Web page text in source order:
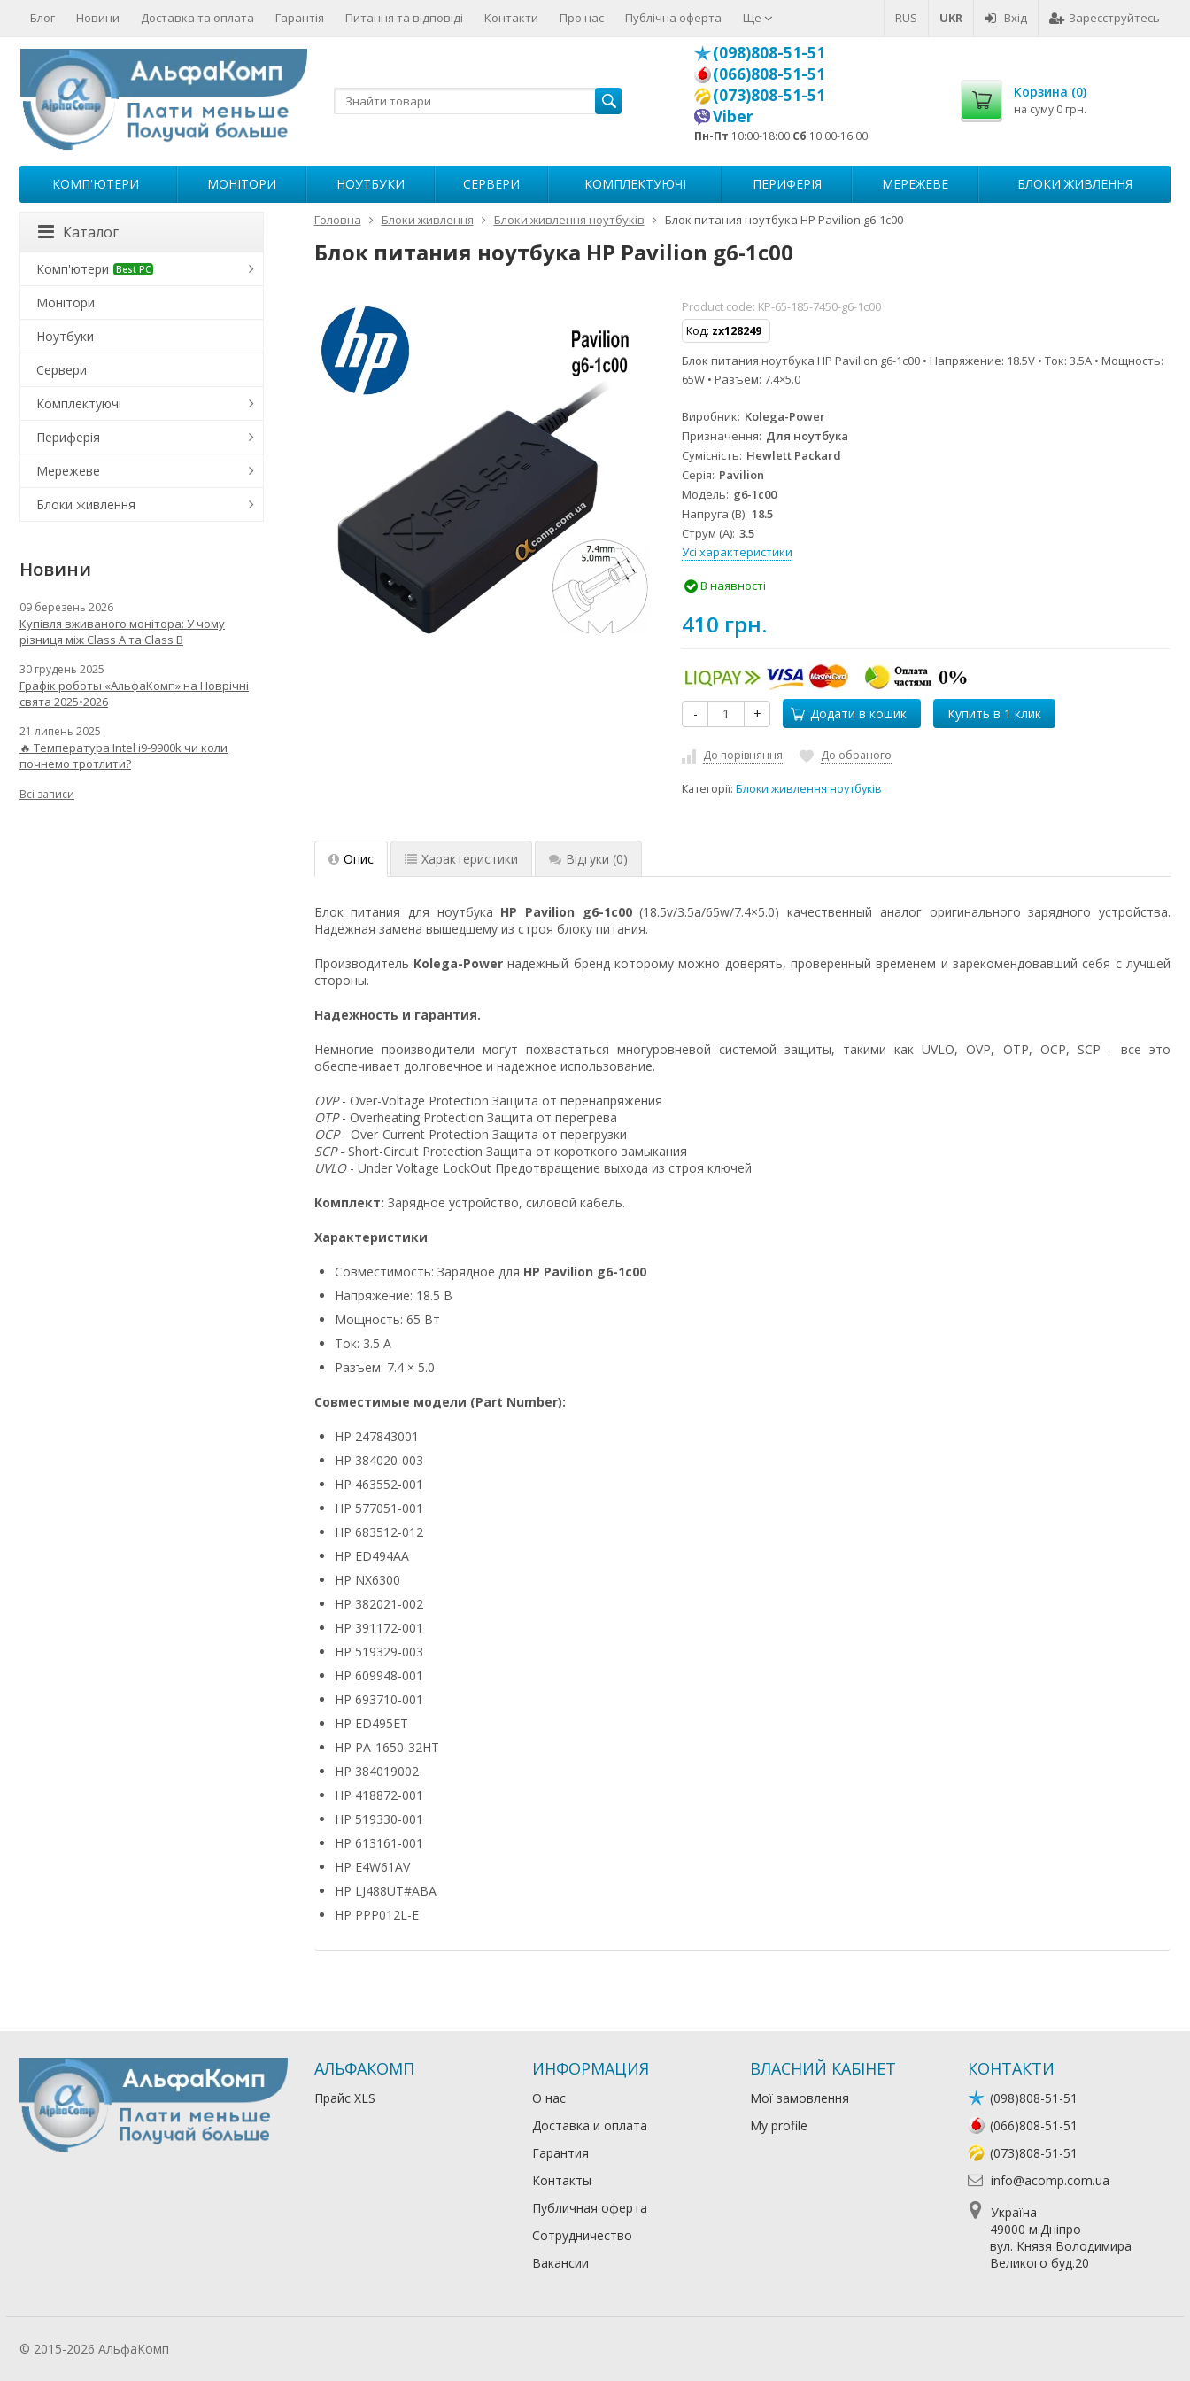
RUS UKR Вхід Зареєструйтесь
Блог Новини Доставка та оплата Гарантія Питання та відповіді Контакти Про нас Публічна оферта Ще
(098)808-51-51
(066)808-51-51
(073)808-51-51
Viber
Пн-Пт 10:00-18:00 Сб 10:00-16:00
Корзина (0)
на суму 0 грн.
КОМП'ЮТЕРИ МОНІТОРИ НОУТБУКИ СЕРВЕРИ КОМПЛЕКТУЮЧІ ПЕРИФЕРІЯ МЕРЕЖЕВЕ БЛОКИ ЖИВЛЕННЯ
Головна Блоки живлення Блоки живлення ноутбуків Блок питания ноутбука HP Pavilion g6-1c00
Блок питания ноутбука HP Pavilion g6-1c00
Product code: KP-65-185-7450-g6-1c00
Код: zx128249
Блок питания ноутбука HP Pavilion g6-1c00 • Напряжение: 18.5V • Ток: 3.5A • Мощность:
65W • Разъем: 7.4×5.0
Виробник Kolega-Power
Призначення Для ноутбука
Сумісність Hewlett Packard
Серія Pavilion
Модель g6-1c00
Напруга (В) 18.5
Струм (А) 3.5
Усі характеристики
В наявності
410 грн.
- + Додати в кошик
До порівняння До обраного
Категорії:Блоки живлення ноутбуків
Опис Характеристики Відгуки (0)
Блок питания для ноутбука HP Pavilion g6-1c00(18.5v/3.5a/65w/7.4×5.0) качественный аналог оригинального зарядного устройства.
Надежная замена вышедшему из строя блоку питания.
Производитель Kolega-Powerнадежный бренд которому можно доверять, проверенный временем и зарекомендовавший себя с лучшей
стороны.
Надежность и гарантия.
Немногие производители могут похвастаться многуровневой системой защиты, такими как UVLO, OVP, OTP, OCP, SCP - все это
обеспечивает долговечное и надежное использование.
OVP- Over-Voltage Protection Защита от перенапряжения
OTP- Overheating Protection Защита от перегрева
OCP- Over-Current Protection Защита от перегрузки
SCP- Short-Circuit Protection Защита от короткого замыкания
UVLO- Under Voltage LockOut Предотвращение выхода из строя ключей
Комплект: Зарядное устройство, силовой кабель.
Характеристики
Совместимость: Зарядное для HP Pavilion g6-1c00
Напряжение: 18.5 В
Мощность: 65 Вт
Ток: 3.5 А
Разъем: 7.4 × 5.0
Совместимые модели (Part Number):
HP 247843001
HP 384020-003
HP 463552-001
HP 577051-001
HP 683512-012
HP ED494AA
HP NX6300
HP 382021-002
HP 391172-001
HP 519329-003
HP 609948-001
HP 693710-001
HP ED495ET
HP PA-1650-32HT
HP 384019002
HP 418872-001
HP 519330-001
HP 613161-001
HP E4W61AV
HP LJ488UT#ABA
HP PPP012L-E
Каталог
Комп'ютери Best PC
Монітори
Ноутбуки
Сервери
Комплектуючі
Периферія
Мережеве
Блоки живлення
Новини
09 березень 2026
Купівля вживаного монітора: У чому
різниця між Class A та Class B
30 грудень 2025
Графік роботы «АльфаКомп» на Новрічні
свята 2025•2026
21 липень 2025
🔥 Температура Intel i9-9900k чи коли
почнемо тротлити?
Всі записи
АЛЬФАКОМП
Прайс XLS
ИНФОРМАЦИЯ
О нас
Доставка и оплата
Гарантия
Контакты
Публичная оферта
Сотрудничество
Вакансии
ВЛАСНИЙ КАБІНЕТ
Мої замовлення
My profile
КОНТАКТИ
(098)808-51-51
(066)808-51-51
(073)808-51-51
info@acomp.com.ua
Україна
49000 м.Дніпро
вул. Князя Володимира
Великого буд.20
© 2015-2026 АльфаКомп